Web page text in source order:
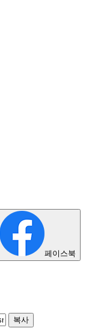
페이스북
복사